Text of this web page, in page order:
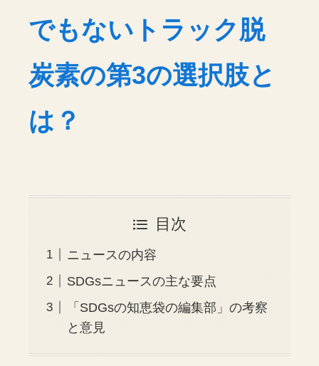
でもないトラック脱
炭素の第3の選択肢と
は？
目次
ニュースの内容
SDGsニュースの主な要点
「SDGsの知恵袋の編集部」の考察
と意見